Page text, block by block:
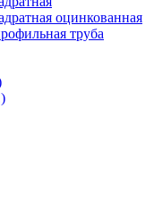
оцинкованная
труба